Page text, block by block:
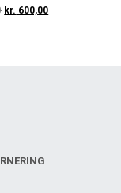
kr. 600,00